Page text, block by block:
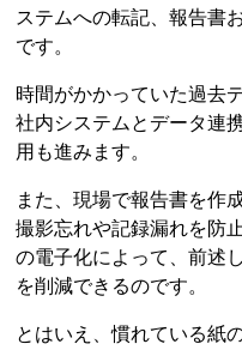
ステムへの転記、報告書
です。
時間がかかっていた過去
社内システムとデータ連
用も進みます。
また、現場で報告書を作
撮影忘れや記録漏れを防
の電子化によって、前述
を削減できるのです。
とはいえ、慣れている紙